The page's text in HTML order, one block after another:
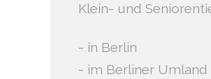
Klein- und
- in Berlin
- im Berliner Umland